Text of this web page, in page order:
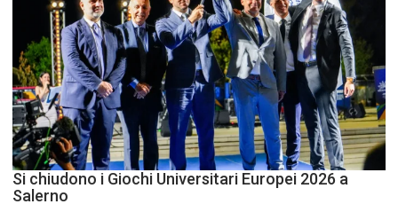
Si chiudono i Giochi Universitari Europei 2026 a
Salerno